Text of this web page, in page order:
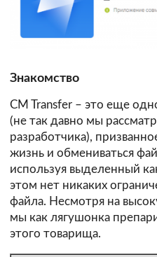
Знакомство
CM Transfer – это еще
(не так давно мы
разработчика),
жизнь и обмениваться
используя выделенный
этом нет никаких
файла. Несмотря на
мы как лягушонка
этого товарища.